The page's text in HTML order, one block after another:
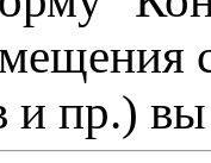
и пр.)